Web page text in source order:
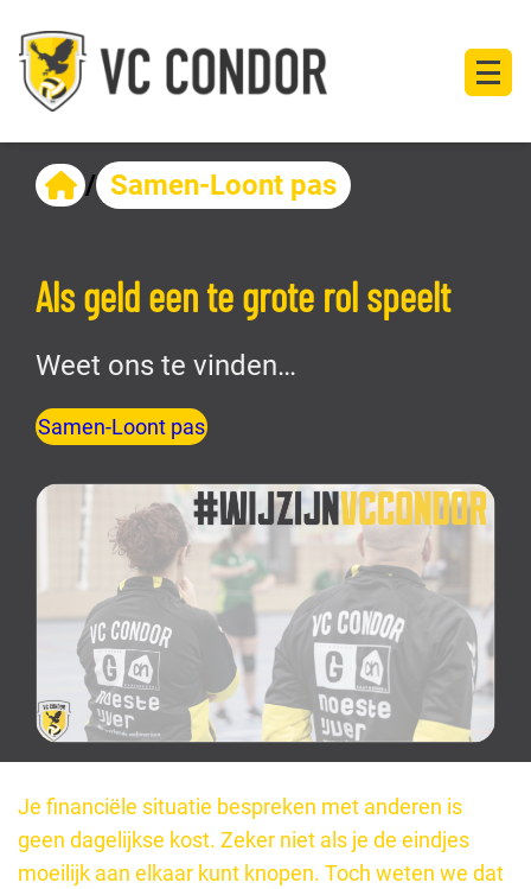
/ Samen-Loont pas
Als geld een te grote rol speelt
Weet ons te vinden…
Samen-Loont pas
Je financiële situatie bespreken met anderen is
geen dagelijkse kost. Zeker niet als je de eindjes
moeilijk aan elkaar kunt knopen. Toch weten we dat